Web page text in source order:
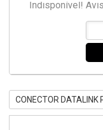
Indisponível!
CONECTOR DATALINK